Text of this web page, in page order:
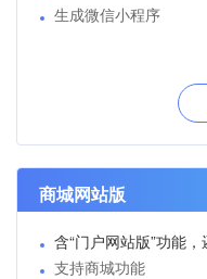
生成微信小程序
商城网站版
含“门户网站版”功能，
支持商城功能